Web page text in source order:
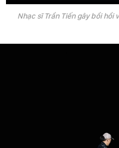
Nhạc sĩ Trần Tiến gây bồi